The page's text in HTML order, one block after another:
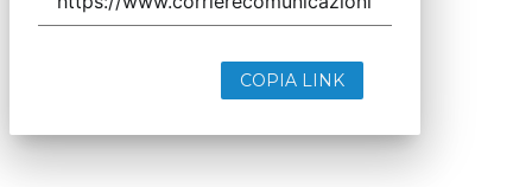
COPIA LINK